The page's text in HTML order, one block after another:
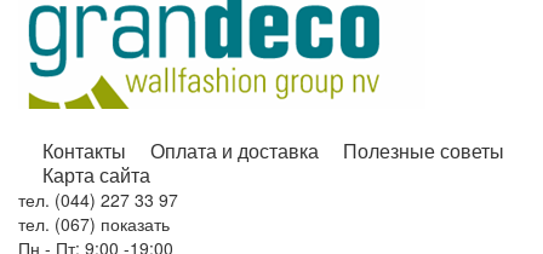
Контакты Оплата и доставка
Полезные советы
Карта сайта
тел. (044) 227 33 97
тел. (067) показать
Пн - Пт: 9:00 -19:00